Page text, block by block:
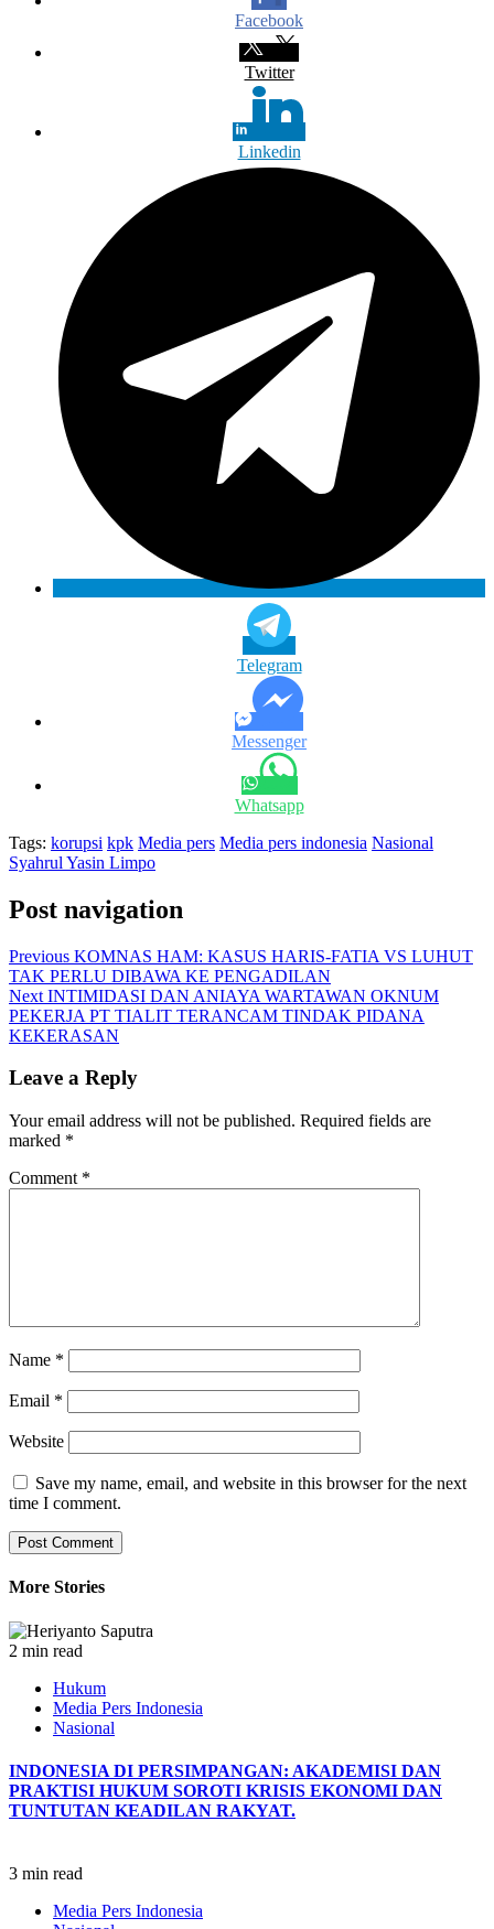
Facebook
Twitter
Linkedin
Telegram
Messenger
Whatsapp
Tags: korupsi kpk Media pers Media pers indonesia Nasional
Syahrul Yasin Limpo
Post navigation
Previous KOMNAS HAM: KASUS HARIS-FATIA VS LUHUT
TAK PERLU DIBAWA KE PENGADILAN
Next INTIMIDASI DAN ANIAYA WARTAWAN OKNUM
PEKERJA PT TIALIT TERANCAM TINDAK PIDANA
KEKERASAN
Leave a Reply
Your email address will not be published. Required fields are
marked *
Comment *
Name *
Email *
Website
Save my name, email, and website in this browser for the next
time I comment.
More Stories
2 min read
Hukum
Media Pers Indonesia
Nasional
INDONESIA DI PERSIMPANGAN: AKADEMISI DAN
PRAKTISI HUKUM SOROTI KRISIS EKONOMI DAN
TUNTUTAN KEADILAN RAKYAT.
3 min read
Media Pers Indonesia